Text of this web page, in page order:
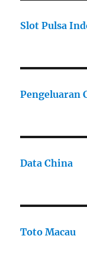
Slot Pulsa
Pengeluaran
Data China
Toto Macau